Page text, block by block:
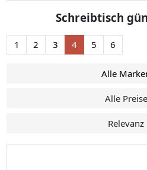
Schreibtisch
1 2 3 4 5 6
Alle
Alle Preise
Relevanz